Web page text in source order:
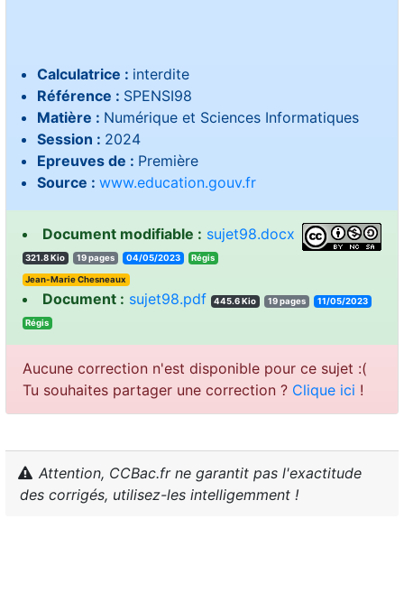
Calculatrice : interdite
Référence : SPENSI98
Matière : Numérique et Sciences Informatiques
Session : 2024
Epreuves de : Première
Source : www.education.gouv.fr
Document modifiable : sujet98.docx
321.8 Kio 19 pages 04/05/2023 sigéR
Jean-Marie Chesneaux
Document : sujet98.pdf 445.6 Kio 19 pages 11/05/2023
sigéR
Aucune correction n'est disponible pour ce sujet :(
Tu souhaites partager une correction ? Clique ici !
Attention, CCBac.fr ne garantit pas l'exactitude
des corrigés, utilisez-les intelligemment !